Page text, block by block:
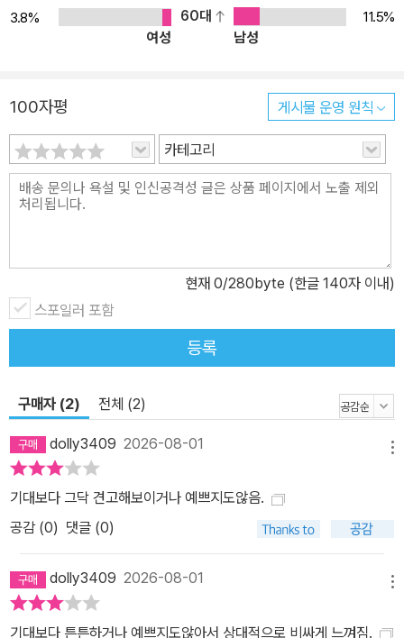
3.8%
60대
11.5%
여성
남성
100자평 게시물 운영 원칙
카테고리
현재 0/280byte (한글 140자 이내)
스포일러 포함
등록
구매자 (2) 전체 (2)
dolly3409 2026-08-01
기대보다 그닥 견고해보이거나 예쁘지도않음.
공감 (0) 댓글 (0)
dolly3409 2026-08-01
기대보다 튼튼하거나 예쁘지도않아서 상대적으로 비싸게 느껴짐.